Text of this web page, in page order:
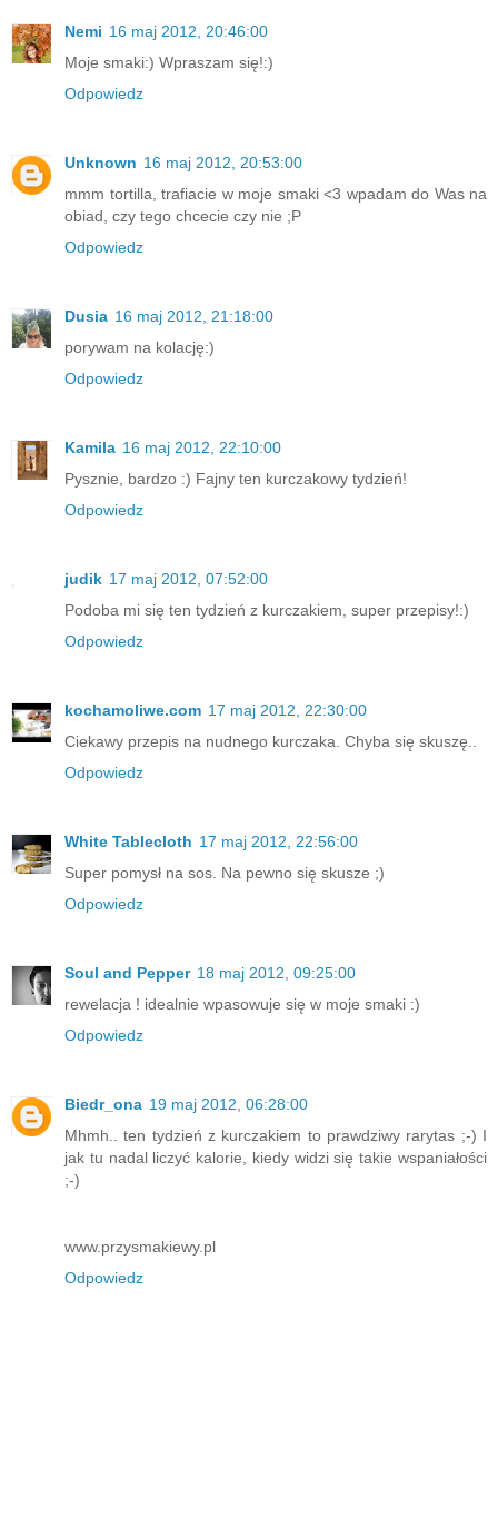
Nemi 16 maj 2012, 20:46:00
Moje smaki:) Wpraszam się!:)
Odpowiedz
Unknown 16 maj 2012, 20:53:00
mmm tortilla, trafiacie w moje smaki <3 wpadam do Was na
obiad, czy tego chcecie czy nie ;P
Odpowiedz
Dusia 16 maj 2012, 21:18:00
porywam na kolację:)
Odpowiedz
Kamila 16 maj 2012, 22:10:00
Pysznie, bardzo :) Fajny ten kurczakowy tydzień!
Odpowiedz
judik 17 maj 2012, 07:52:00
Podoba mi się ten tydzień z kurczakiem, super przepisy!:)
Odpowiedz
kochamoliwe.com 17 maj 2012, 22:30:00
Ciekawy przepis na nudnego kurczaka. Chyba się skuszę..
Odpowiedz
White Tablecloth 17 maj 2012, 22:56:00
Super pomysł na sos. Na pewno się skusze ;)
Odpowiedz
Soul and Pepper 18 maj 2012, 09:25:00
rewelacja ! idealnie wpasowuje się w moje smaki :)
Odpowiedz
Biedr_ona 19 maj 2012, 06:28:00
Mhmh.. ten tydzień z kurczakiem to prawdziwy rarytas ;-) I
jak tu nadal liczyć kalorie, kiedy widzi się takie wspaniałości
;-)
www.przysmakiewy.pl
Odpowiedz